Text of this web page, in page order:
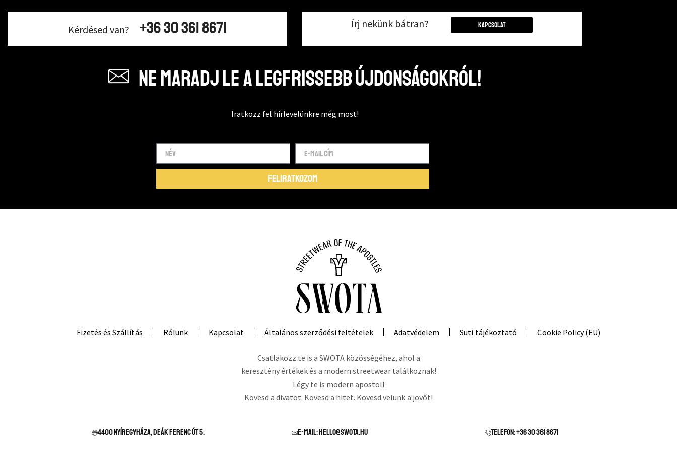
Kérdésed van? +36 30 361 8671 Írj nekünk bátran? Kapcsolat
Ne maradj le a legfrissebb újdonságokról!
Iratkozz fel hírlevelünkre még most!
FELIRATKOZOM
Fizetés és Szállítás Rólunk Kapcsolat Általános szerződési feltételek Adatvédelem Süti tájékoztató Cookie Policy (EU)
Csatlakozz te is a SWOTA közösségéhez, ahol a
keresztény értékek és a modern streetwear találkoznak!
Légy te is modern apostol!
Kövesd a divatot. Kövesd a hitet. Kövesd velünk a jövőt!
4400 Nyíregyháza, Deák Ferenc út 5. E-mail: hello@swota.hu Telefon: +36 30 361 8671